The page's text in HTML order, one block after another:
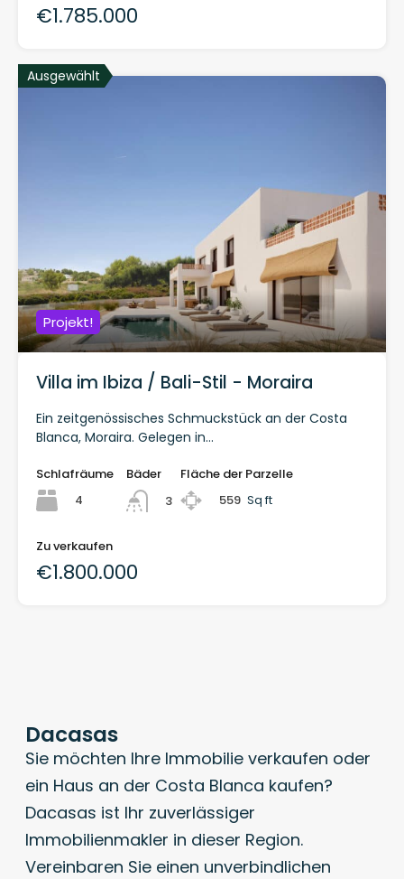
€1.785.000
Ausgewählt
Projekt!
Villa im Ibiza / Bali-Stil - Moraira
Ein zeitgenössisches Schmuckstück an der Costa
Blanca, Moraira. Gelegen in...
Schlafräume
4
Bäder
3
Fläche der Parzelle
559 Sq ft
Zu verkaufen
€1.800.000
Dacasas
Sie möchten Ihre Immobilie verkaufen oder
ein Haus an der Costa Blanca kaufen?
Dacasas ist Ihr zuverlässiger
Immobilienmakler in dieser Region.
Vereinbaren Sie einen unverbindlichen